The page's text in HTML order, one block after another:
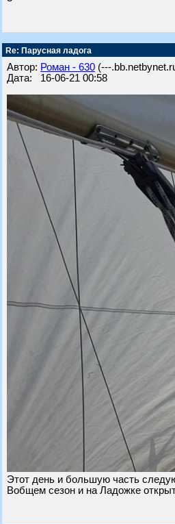
Re: Парусная ладога
Автор: Роман - 630 (---
Дата: 16-06-21 00:58
Этот день и большую часть
Вобщем сезон и на Ладожке